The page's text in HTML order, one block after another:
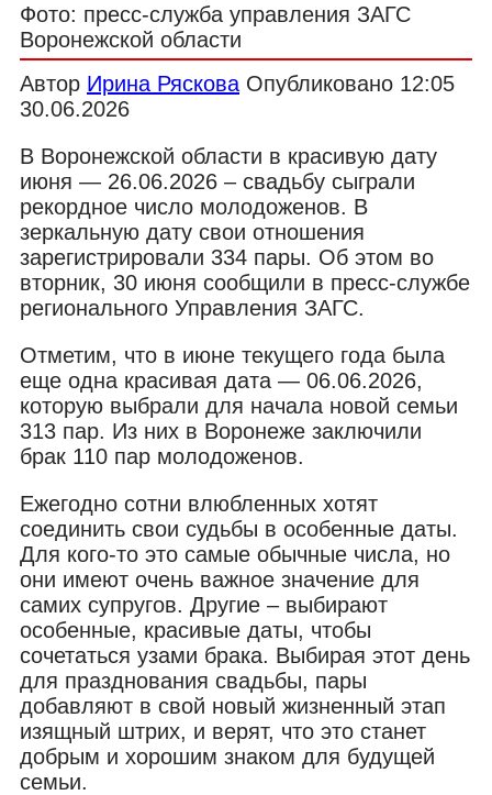
Фото: пресс-служба управления ЗАГС
Воронежской области
Автор Ирина Ряскова Опубликовано 12:05
30.06.2026
В Воронежской области в красивую дату
июня — 26.06.2026 – свадьбу сыграли
рекордное число молодоженов. В
зеркальную дату свои отношения
зарегистрировали 334 пары. Об этом во
вторник, 30 июня сообщили в пресс-службе
регионального Управления ЗАГС.
Отметим, что в июне текущего года была
еще одна красивая дата — 06.06.2026,
которую выбрали для начала новой семьи
313 пар. Из них в Воронеже заключили
брак 110 пар молодоженов.
Ежегодно сотни влюбленных хотят
соединить свои судьбы в особенные даты.
Для кого-то это самые обычные числа, но
они имеют очень важное значение для
самих супругов. Другие – выбирают
особенные, красивые даты, чтобы
сочетаться узами брака. Выбирая этот день
для празднования свадьбы, пары
добавляют в свой новый жизненный этап
изящный штрих, и верят, что это станет
добрым и хорошим знаком для будущей
семьи.